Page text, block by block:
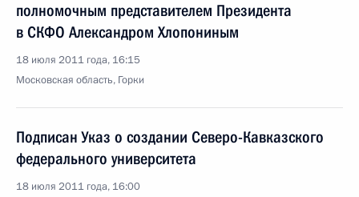
полномочным представителем Президента
в СКФО Александром Хлопониным
18 июля 2011 года, 16:15
Московская область, Горки
Подписан Указ о создании Северо-Кавказского
федерального университета
18 июля 2011 года, 16:00